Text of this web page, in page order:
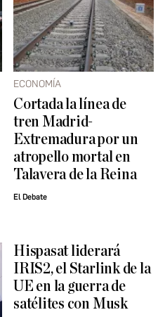
ECONOMÍA
Cortada la línea de
tren Madrid-
Extremadura por un
atropello mortal en
Talavera de la Reina
El Debate
Hispasat liderará
IRIS2, el Starlink de la
UE en la guerra de
satélites con Musk